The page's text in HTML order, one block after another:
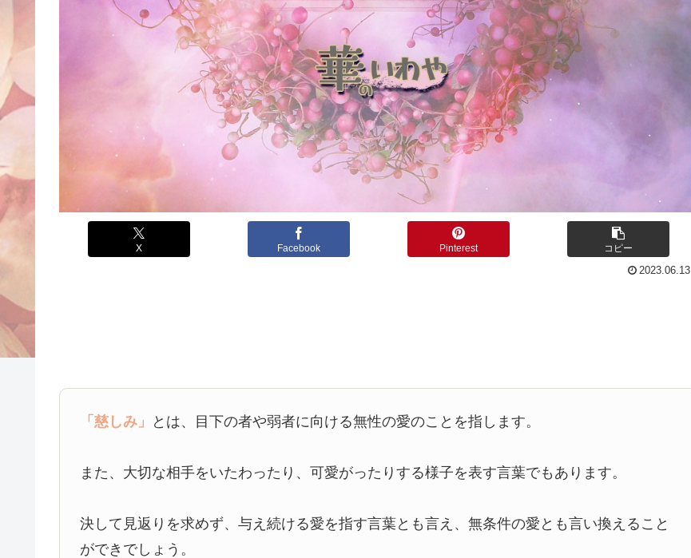
X Facebook Pinterest コピー
2023.06.13
「慈しみ」 とは、目下の者や弱者に向ける無性の愛のことを指します。
また、大切な相手をいたわったり、可愛がったりする様子を表す言葉でもあります。
決して見返りを求めず、与え続ける愛を指す言葉とも言え、無条件の愛とも言い換えること
ができでしょう。